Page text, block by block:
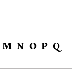
M N O P Q